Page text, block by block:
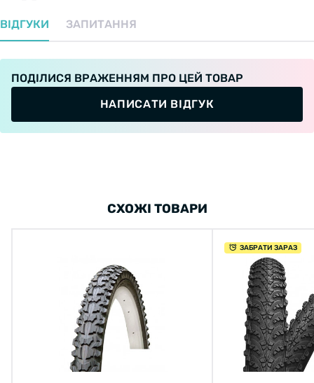
ВІДГУКИ ЗАПИТАННЯ
ПОДІЛИСЯ ВРАЖЕННЯМ ПРО ЦЕЙ ТОВАР
НАПИСАТИ ВІДГУК
СХОЖІ ТОВАРИ
ЗАБРАТИ ЗАРАЗ